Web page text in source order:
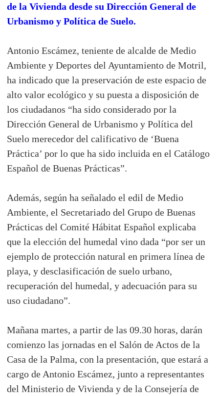
de la Vivienda desde su Dirección General de
Urbanismo y Política de Suelo.
Antonio Escámez, teniente de alcalde de Medio
Ambiente y Deportes del Ayuntamiento de Motril,
ha indicado que la preservación de este espacio de
alto valor ecológico y su puesta a disposición de
los ciudadanos “ha sido considerado por la
Dirección General de Urbanismo y Política del
Suelo merecedor del calificativo de ‘Buena
Práctica’ por lo que ha sido incluida en el Catálogo
Español de Buenas Prácticas”.
Además, según ha señalado el edil de Medio
Ambiente, el Secretariado del Grupo de Buenas
Prácticas del Comité Hábitat Español explicaba
que la elección del humedal vino dada “por ser un
ejemplo de protección natural en primera línea de
playa, y desclasificación de suelo urbano,
recuperación del humedal, y adecuación para su
uso ciudadano”.
Mañana martes, a partir de las 09.30 horas, darán
comienzo las jornadas en el Salón de Actos de la
Casa de la Palma, con la presentación, que estará a
cargo de Antonio Escámez, junto a representantes
del Ministerio de Vivienda y de la Consejería de